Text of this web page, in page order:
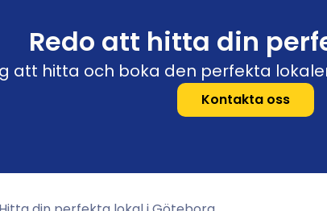
Redo att hitta din
att hitta och boka den perfekta
Kontakta oss